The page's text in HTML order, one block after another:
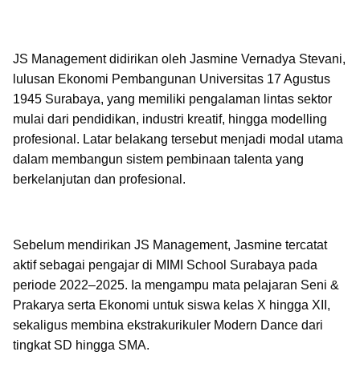
JS Management didirikan oleh Jasmine Vernadya Stevani,
lulusan Ekonomi Pembangunan Universitas 17 Agustus
1945 Surabaya, yang memiliki pengalaman lintas sektor
mulai dari pendidikan, industri kreatif, hingga modelling
profesional. Latar belakang tersebut menjadi modal utama
dalam membangun sistem pembinaan talenta yang
berkelanjutan dan profesional.
Sebelum mendirikan JS Management, Jasmine tercatat
aktif sebagai pengajar di MIMI School Surabaya pada
periode 2022–2025. Ia mengampu mata pelajaran Seni &
Prakarya serta Ekonomi untuk siswa kelas X hingga XII,
sekaligus membina ekstrakurikuler Modern Dance dari
tingkat SD hingga SMA.